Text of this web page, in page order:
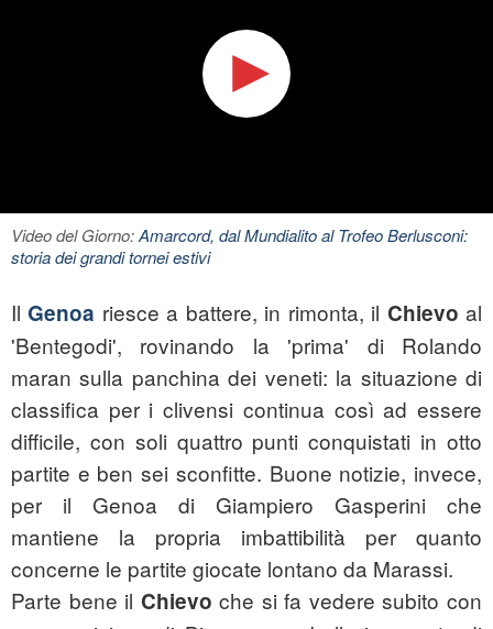
Video del Giorno:Amarcord, dal Mundialito al Trofeo Berlusconi:
storia dei grandi tornei estivi
IlGenoa riesce a battere, in rimonta, il Chievo al
'Bentegodi', rovinando la 'prima' di Rolando
maran sulla panchina dei veneti: la situazione di
classifica per i clivensi continua così ad essere
difficile, con soli quattro punti conquistati in otto
partite e ben sei sconfitte. Buone notizie, invece,
per il Genoa di Giampiero Gasperini che
mantiene la propria imbattibilità per quanto
concerne le partite giocate lontano da Marassi.
Parte bene il Chievo che si fa vedere subito con